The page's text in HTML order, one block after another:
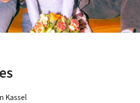
Kassel